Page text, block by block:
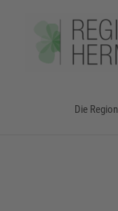
Die Region